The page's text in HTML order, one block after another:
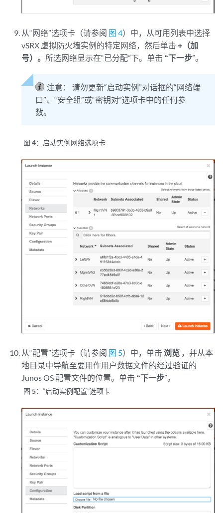
从“网络”选项卡（请参阅 图 4）中，从可用列表中选择
vSRX 虚拟防火墙实例的特定网络，然后单击+（加
号）。 所选网络显示在“已分配”下。单击 “下一步”。
注意：
请勿更新“启动实例”对话框的“网络端
口”、“安全组”或“密钥对”选项卡中的任何参
数。
图 4： 启动实例网络选项卡
从“配置”选项卡（请参阅 图 5）中，单击浏览 ，并从本
地目录中导航至要用作用户数据文件的经过验证的
Junos OS 配置文件的位置。单击 “下一步”。
图 5：“启动实例配置”选项卡